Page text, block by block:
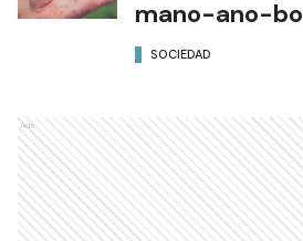
mano-ano-
SOCIEDAD
Ads